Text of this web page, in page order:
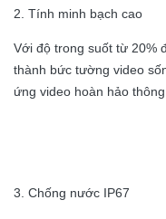
2. Tính minh bạch cao
Với độ trong suốt từ 20%
thành bức tường video
ứng video hoàn hảo
3. Chống nước IP67